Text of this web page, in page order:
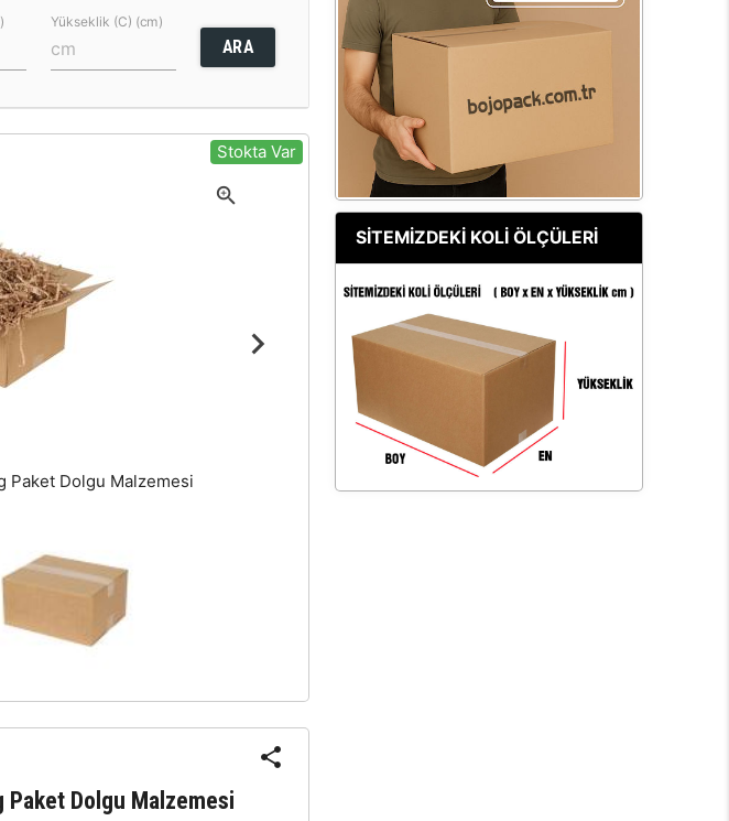
Yükseklik (C) (cm)
ARA
Stokta Var
Paket Dolgu Malzemesi
Paket Dolgu Malzemesi
SİTEMİZDEKİ KOLİ ÖLÇÜLERİ